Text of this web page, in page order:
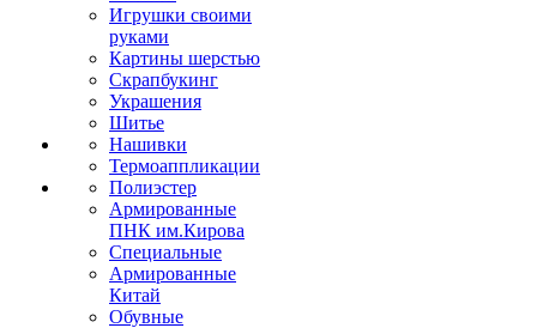
Игрушки своими
руками
Картины шерстью
Скрапбукинг
Украшения
Шитье
Нашивки
Термоаппликации
Полиэстер
Армированные
ПНК им.Кирова
Специальные
Армированные
Китай
Обувные